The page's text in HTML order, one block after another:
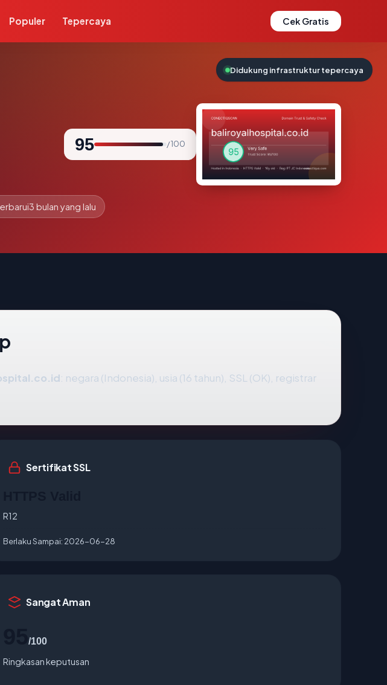
Populer Tepercaya Cek Gratis
95 / 100
3 bulan yang lalu
: negara (Indonesia), usia (16 tahun), SSL (OK), registrar
Sertifikat SSL
R12
Berlaku Sampai: 2026-06-28
Sangat Aman
/100
Ringkasan keputusan
Didukung infrastruktur tepercaya